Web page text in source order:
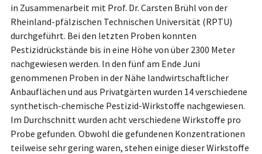
in Zusammenarbeit mit Prof. Dr. Carsten Brühl von der
Rheinland-pfälzischen Technischen Universität (RPTU)
durchgeführt. Bei den letzten Proben konnten
Pestizidrückstände bis in eine Höhe von über 2300 Meter
nachgewiesen werden. In den fünf am Ende Juni
genommenen Proben in der Nähe landwirtschaftlicher
Anbauflächen und aus Privatgärten wurden 14 verschiedene
synthetisch-chemische Pestizid-Wirkstoffe nachgewiesen.
Im Durchschnitt wurden acht verschiedene Wirkstoffe pro
Probe gefunden. Obwohl die gefundenen Konzentrationen
teilweise sehr gering waren, stehen einige dieser Wirkstoffe